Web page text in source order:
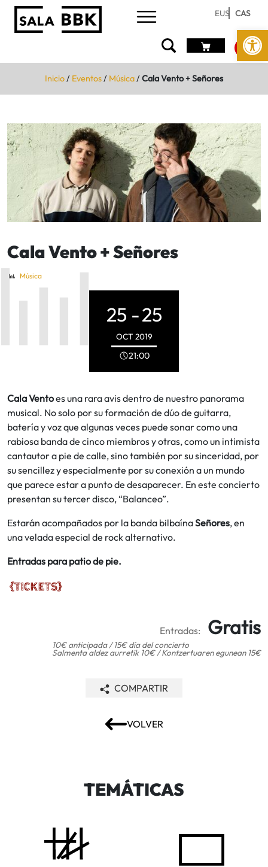
Abrir
EUS CAS
Inicio/ Eventos/ Música/Cala Vento + Señores
Cala Vento + Señores
Música
25 -25
OCT 2019
21:00
Cala Ventoes una rara avis dentro de nuestro panorama
musical. No solo por su formación de dúo de guitarra,
batería y voz que algunas veces puede sonar como una
rabiosa banda de cinco miembros y otras, como un intimista
cantautor a pie de calle, sino también por su sinceridad, por
su sencillez y especialmente por su conexión a un mundo
que parece estar a punto de desaparecer. En este concierto
presentan su tercer disco, “Balanceo”.
Estarán acompañados por la banda bilbaínaSeñores, en
una velada especial de rock alternativo.
Entradas para patio de pie.
Entradas: Gratis
10€ anticipada / 15€ día del concierto
Salmenta aldez aurretik 10€ / Kontzertuaren egunean 15€
VOLVER
COMPARTIR
TEMÁTICAS